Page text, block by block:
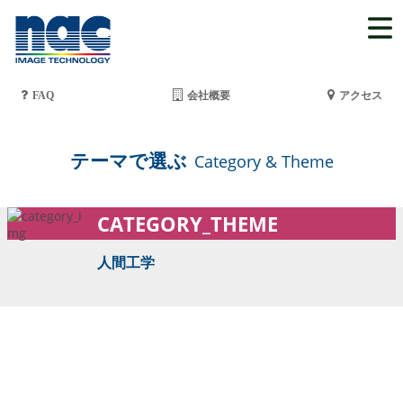
FAQ 会社概要 アクセス
テーマで選ぶ Category & Theme
CATEGORY_THEME
人間工学